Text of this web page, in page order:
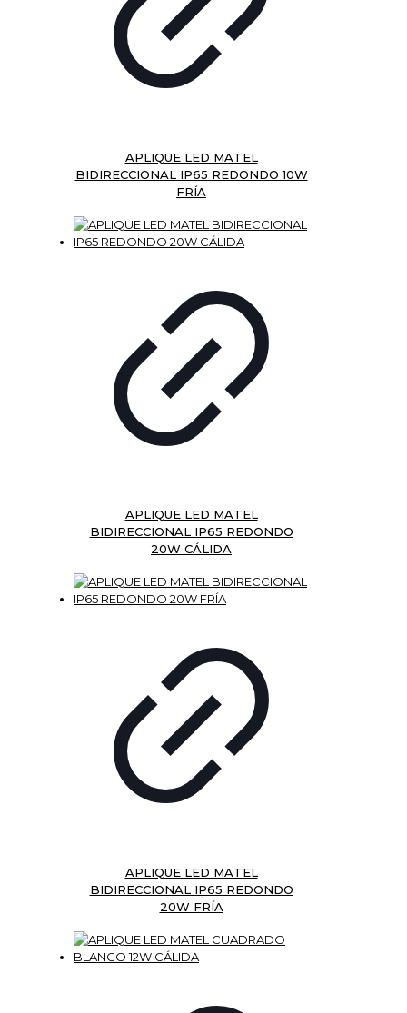
APLIQUE LED MATEL
BIDIRECCIONAL IP65 REDONDO 10W
FRÍA
APLIQUE LED MATEL
BIDIRECCIONAL IP65 REDONDO
20W CÁLIDA
APLIQUE LED MATEL
BIDIRECCIONAL IP65 REDONDO
20W FRÍA